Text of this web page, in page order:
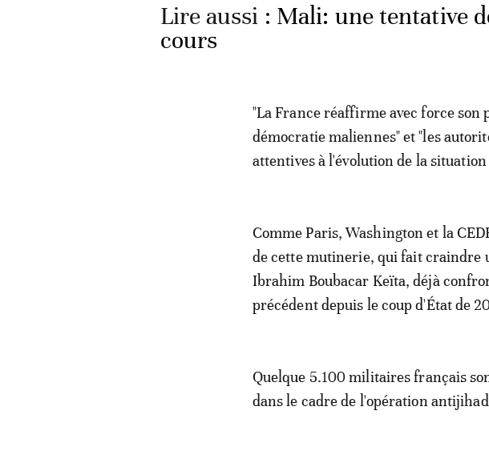
Lire aussi : Mali: une tentative
cours
"La France réaffirme avec force son
démocratie maliennes" et "les
attentives à l'évolution de la
Comme Paris, Washington et la
de cette mutinerie, qui fait craindre
Ibrahim Boubacar Keïta, déjà
précédent depuis le coup d'État de
Quelque 5.100 militaires français
dans le cadre de l'opération